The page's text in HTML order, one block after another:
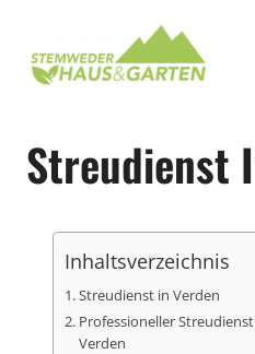
springen
Streudienst
Inhaltsverzeichnis
Streudienst in Verden
Professioneller
Verden